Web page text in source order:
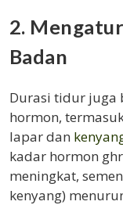
2.
Badan
Durasi tidur juga
hormon,
lapar dan
kadar hormon
meningkat,
kenyang)